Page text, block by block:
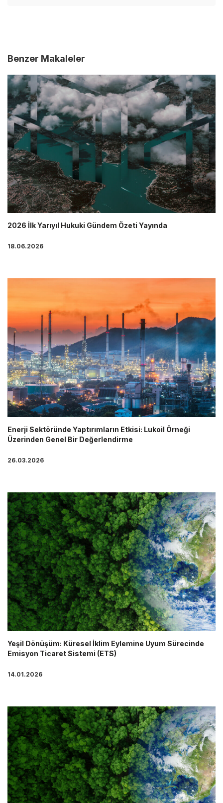
Benzer Makaleler
2026 İlk Yarıyıl Hukuki Gündem Özeti Yayında
18.06.2026
Enerji Sektöründe Yaptırımların Etkisi: Lukoil Örneği
Üzerinden Genel Bir Değerlendirme
26.03.2026
Yeşil Dönüşüm: Küresel İklim Eylemine Uyum Sürecinde
Emisyon Ticaret Sistemi (ETS)
14.01.2026